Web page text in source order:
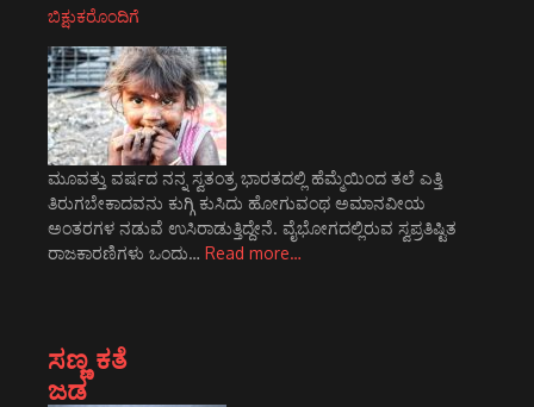
ಬಿಕ್ಷುಕರೊಂದಿಗೆ
ಮೂವತ್ತು ವರ್ಷದ ನನ್ನ ಸ್ವತಂತ್ರ ಭಾರತದಲ್ಲಿ ಹೆಮ್ಮೆಯಿಂದ ತಲೆ ಎತ್ತಿ
ತಿರುಗಬೇಕಾದವನು ಕುಗ್ಗಿ ಕುಸಿದು ಹೋಗುವಂಥ ಅಮಾನವೀಯ
ಅಂತರಗಳ ನಡುವೆ ಉಸಿರಾಡುತ್ತಿದ್ದೇನೆ. ವೈಭೋಗದಲ್ಲಿರುವ ಸ್ವಪ್ರತಿಷ್ಟಿತ
ರಾಜಕಾರಣಿಗಳು ಒಂದು… Read more…
ಸಣ್ಣ ಕತೆ
ಜಡ